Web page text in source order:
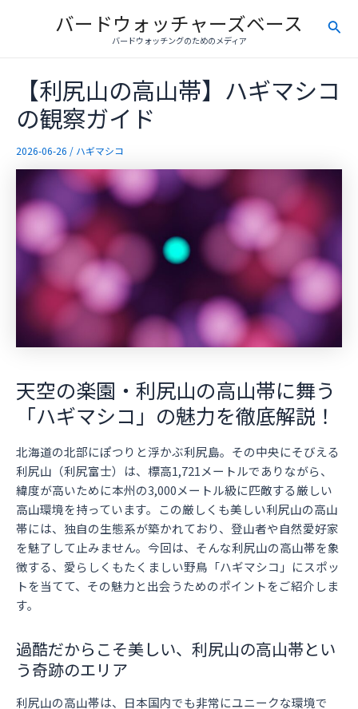
バードウォッチャーズベース
バードウォッチングのためのメディア
検
【利尻山の高山帯】ハギマシコ
の観察ガイド
2026-06-26 / ハギマシコ
天空の楽園・利尻山の高山帯に舞う
「ハギマシコ」の魅力を徹底解説！
北海道の北部にぽつりと浮かぶ利尻島。その中央にそびえる
利尻山（利尻富士）は、標高1,721メートルでありながら、
緯度が高いために本州の3,000メートル級に匹敵する厳しい
高山環境を持っています。この厳しくも美しい利尻山の高山
帯には、独自の生態系が築かれており、登山者や自然愛好家
を魅了して止みません。今回は、そんな利尻山の高山帯を象
徴する、愛らしくもたくましい野鳥「ハギマシコ」にスポッ
トを当てて、その魅力と出会うためのポイントをご紹介しま
す。
過酷だからこそ美しい、利尻山の高山帯とい
う奇跡のエリア
利尻山の高山帯は、日本国内でも非常にユニークな環境で